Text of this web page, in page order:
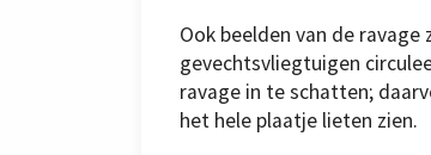
Ook beelden van de
gevechtsvliegtuigen
ravage in te schatten;
het hele plaatje lieten zien.